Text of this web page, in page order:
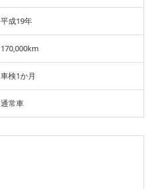
平成19年
170,000km
車検1か月
通常車